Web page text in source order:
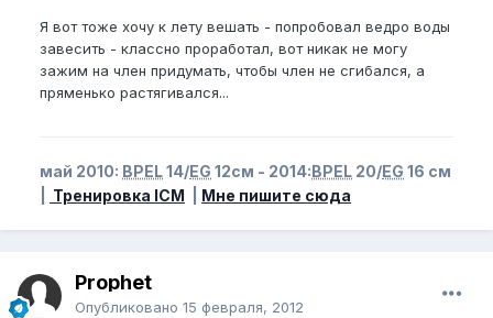
Я вот тоже хочу к лету вешать - попробовал ведро воды
завесить - классно проработал, вот никак не могу
зажим на член придумать, чтобы член не сгибался, а
пряменько растягивался...
май 2010: BPEL14/EG 12см - 2014:BPEL 20/EG 16 см
Тренировка ICM Мне пишите сюда
Prophet
Опубликовано 15 февраля, 2012